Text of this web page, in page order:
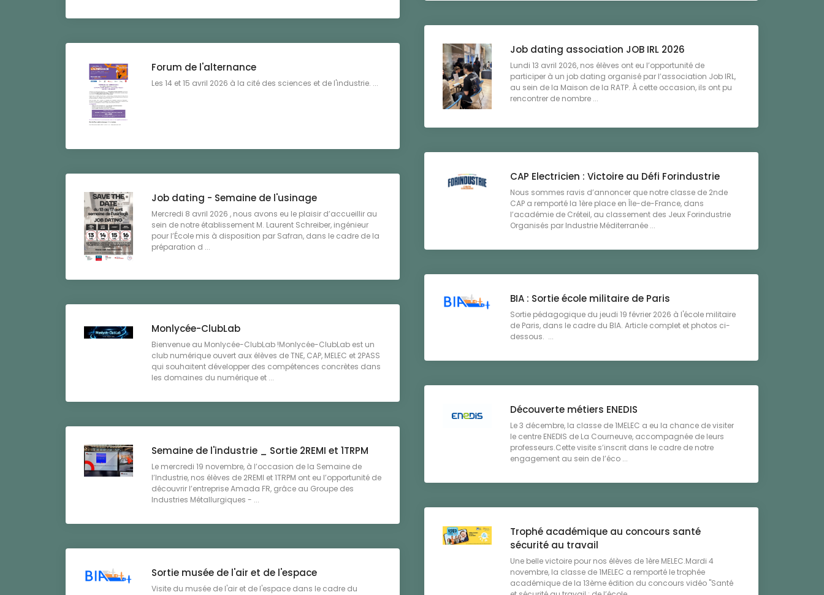
Job dating association JOB IRL 2026
Lundi 13 avril 2026, nos élèves ont eu l’opportunité de
participer à un job dating organisé par l’association Job IRL,
au sein de la Maison de la RATP. À cette occasion, ils ont pu
rencontrer de nombre ...
Forum de l'alternance
Les 14 et 15 avril 2026 à la cité des sciences et de l'industrie. ...
CAP Electricien : Victoire au Défi Forindustrie
Nous sommes ravis d’annoncer que notre classe de 2nde
CAP a remporté la 1ère place en Île-de-France, dans
l’académie de Créteil, au classement des Jeux Forindustrie
Organisés par Industrie Méditerranée ...
Job dating - Semaine de l'usinage
Mercredi 8 avril 2026 , nous avons eu le plaisir d’accueillir au
sein de notre établissement M. Laurent Schreiber, ingénieur
pour l’École mis à disposition par Safran, dans le cadre de la
préparation d ...
BIA : Sortie école militaire de Paris
Sortie pédagogique du jeudi 19 février 2026 à l'école militaire
de Paris, dans le cadre du BIA. Article complet et photos ci-
dessous. ...
Monlycée-ClubLab
Bienvenue au Monlycée-ClubLab !Monlycée-ClubLab est un
club numérique ouvert aux élèves de TNE, CAP, MELEC et 2PASS
qui souhaitent développer des compétences concrètes dans
les domaines du numérique et ...
Découverte métiers ENEDIS
Le 3 décembre, la classe de 1MELEC a eu la chance de visiter
le centre ENEDIS de La Courneuve, accompagnée de leurs
professeurs.Cette visite s’inscrit dans le cadre de notre
engagement au sein de l’éco ...
Semaine de l'industrie _ Sortie 2REMI et 1TRPM
Le mercredi 19 novembre, à l’occasion de la Semaine de
l’Industrie, nos élèves de 2REMI et 1TRPM ont eu l’opportunité de
découvrir l’entreprise Amada FR, grâce au Groupe des
Industries Métallurgiques - ...
Trophé académique au concours santé
sécurité au travail
Une belle victoire pour nos élèves de 1ère MELEC.Mardi 4
novembre, la classe de 1MELEC a remporté le trophée
académique de la 13ème édition du concours vidéo "Santé
Sortie musée de l'air et de l'espace
Visite du musée de l'air et de l'espace dans le cadre du